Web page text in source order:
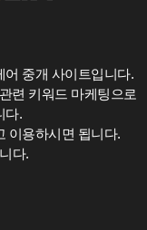
어 중개 사이트입니다.
련 키워드 마케팅으로
다.
이용하시면 됩니다.
다.